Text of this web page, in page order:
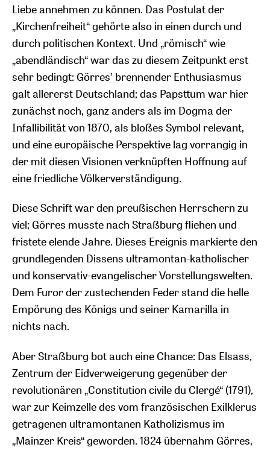
Liebe annehmen zu können. Das Postulat der
„Kirchenfreiheit“ gehörte also in einen durch und
durch politischen Kontext. Und „römisch“ wie
„abendländisch“ war das zu diesem Zeitpunkt erst
sehr bedingt: Görres’ brennender Enthusiasmus
galt allererst Deutschland; das Papsttum war hier
zunächst noch, ganz anders als im Dogma der
Infallibilität von 1870, als bloßes Symbol relevant,
und eine europäische Perspektive lag vorrangig in
der mit diesen Visionen verknüpften Hoffnung auf
eine friedliche Völkerverständigung.
Diese Schrift war den preußischen Herrschern zu
viel; Görres musste nach Straßburg fliehen und
fristete elende Jahre. Dieses Ereignis markierte den
grundlegenden Dissens ultramontan-katholischer
und konservativ-evangelischer Vorstellungswelten.
Dem Furor der zustechenden Feder stand die helle
Empörung des Königs und seiner Kamarilla in
nichts nach.
Aber Straßburg bot auch eine Chance: Das Elsass,
Zentrum der Eidverweigerung gegenüber der
revolutionären „Constitution civile du Clergé“ (1791),
war zur Keimzelle des vom französischen Exilklerus
getragenen ultramontanen Katholizismus im
„Mainzer Kreis“ geworden. 1824 übernahm Görres,